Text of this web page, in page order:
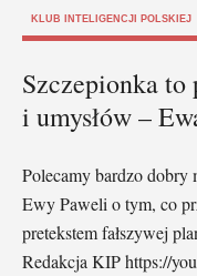
KLUB INTELIGENCJI POLSKIEJ
Szczepionka to
i umysłów –
Polecamy bardzo dobry
Ewy Paweli o tym, co
pretekstem fałszywej
Redakcja KIP https://